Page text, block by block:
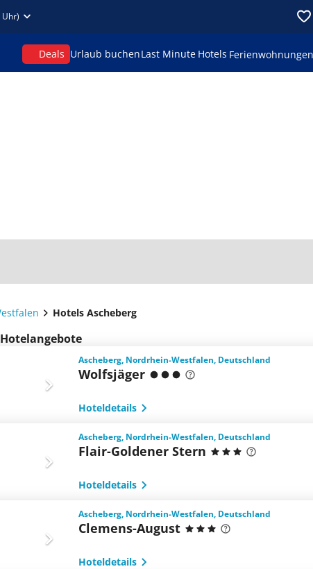
Uhr)
Deals Urlaub buchenLast Minute Hotels Ferienwohnungen
Hotels Ascheberg
Ascheberg, Nordrhein-Westfalen, Deutschland
Wolfsjäger
Hoteldetails
Ascheberg, Nordrhein-Westfalen, Deutschland
Flair-Goldener Stern
Hoteldetails
Ascheberg, Nordrhein-Westfalen, Deutschland
Clemens-August
Hoteldetails